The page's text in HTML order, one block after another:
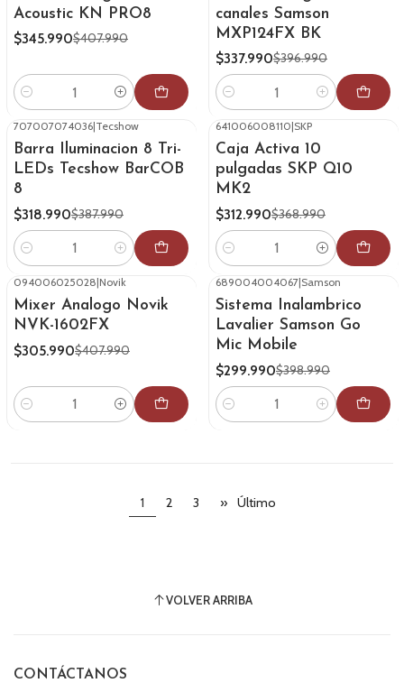
Acoustic KN PRO8
$345.990$407.990
Cantidad
canales Samson
MXP124FX BK
$337.990$396.990
Cantidad
707007074036|Tecshow
Barra Iluminacion 8 Tri-
LEDs Tecshow BarCOB
8
$318.990$387.990
Cantidad
641006008110|SKP
Caja Activa 10
pulgadas SKP Q10
MK2
$312.990$368.990
Cantidad
094006025028|Novik
Mixer Analogo Novik
NVK-1602FX
$305.990$407.990
Cantidad
689004004067|Samson
Sistema Inalambrico
Lavalier Samson Go
Mic Mobile
$299.990$398.990
Cantidad
1 2 3 » Último
VOLVER ARRIBA
CONTÁCTANOS